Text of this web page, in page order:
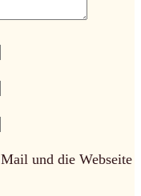
und die Webseite